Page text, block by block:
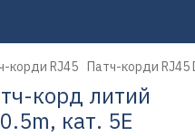
корди RJ45 Патч-корди RJ45
корд литий
кат. 5Е